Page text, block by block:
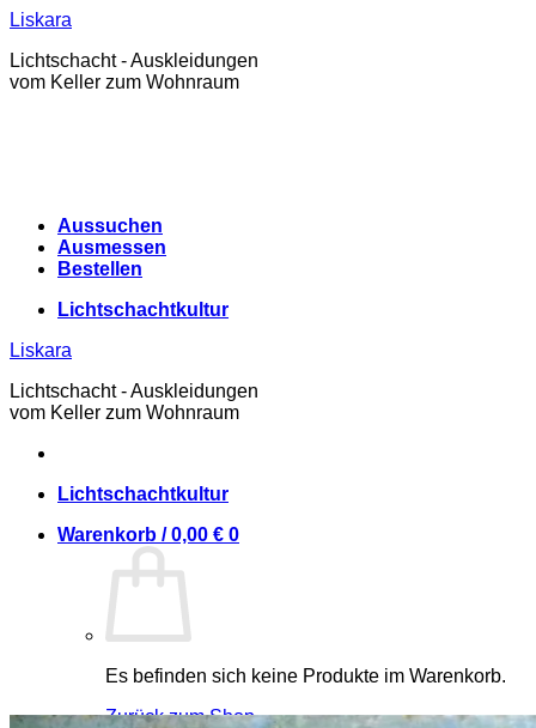
Zum
springen
Liskara
Lichtschacht - Auskleidungen
vom Keller zum Wohnraum
Aussuchen
Ausmessen
Bestellen
Lichtschachtkultur
Liskara
Lichtschacht - Auskleidungen
vom Keller zum Wohnraum
Lichtschachtkultur
Warenkorb /0,00 € 0
Es befinden sich keine Produkte im Warenkorb.
Zurück zum Shop